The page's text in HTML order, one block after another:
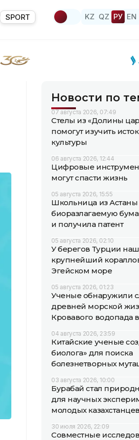
SPORT KZ QZ РУ EN
Новости по
07 августа 2026, 07:49
Стелы из «Долины
помогут изучить
культуры
06 августа 2026, 12:44
Цифровые
могут спасти жизнь
05 августа 2026, 15:55
Школьница из Астаны
биоразлагаемую
и получила патент
05 августа 2026, 02:10
У берегов Турции
крупнейший
Эгейском море
05 августа 2026, 01:23
Ученые обнаружили
древней морской
Кровавого водопада
04 августа 2026, 23:59
Китайские ученые
биолога» для поиска
болезнетворных
03 августа 2026, 10:00
Бурабай стал
для научных
молодых казахстанцев
30 июля 2026, 22:09
Совместные